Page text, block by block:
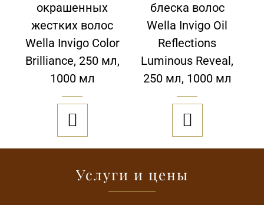
окрашенных
жестких волос
Wella Invigo Color
Brilliance, 250 мл,
1000 мл

блеска волос
Wella Invigo Oil
Reflections
Luminous Reveal,
250 мл, 1000 мл

Услуги и цены